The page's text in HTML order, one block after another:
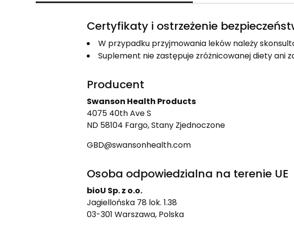
Certyfikaty i ostrzeżenie
W przypadku przyjmowania leków należy
Suplement nie zastępuje zróżnicowanej diety ani
Producent
Swanson Health Products
4075 40th Ave S
ND 58104 Fargo, Stany Zjednoczone
GBD@swansonhealth.com
Osoba odpowiedzialna na terenie UE
bioU Sp. z o.o.
Jagiellońska 78 lok. 1.38
03-301 Warszawa, Polska